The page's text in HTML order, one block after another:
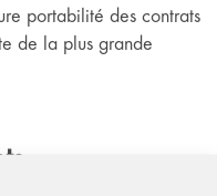
portabilité des contrats
de la plus grande